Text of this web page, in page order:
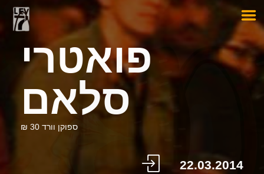
פואטרי
סלאם
ספוקן וורד 30 ₪
22.03.2014